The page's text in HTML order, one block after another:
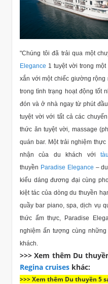
"Chúng tôi đã trải qua một
Elegance 1 tuyệt vời trong
xắn với một chiếc giường rộng
trong tình trạng hoạt động tốt
đón và ở nhà ngay từ phút
tuyệt vời với tất cả các
thức ăn tuyệt vời, massage
quán bar. Một trải nghiệm
nhận của du khách với
thuyền Paradise Elegance –
kiểu dáng đương đại cùng
kiệt tác của dòng du thuyền
quầy bar piano, spa, dịch vụ
thức ẩm thực, Paradise
nghiệm ấn tượng cùng
khách.
>>> Xem thêm Du
Regina cruises khác:
>>> Xem thêm Du thuyền 5